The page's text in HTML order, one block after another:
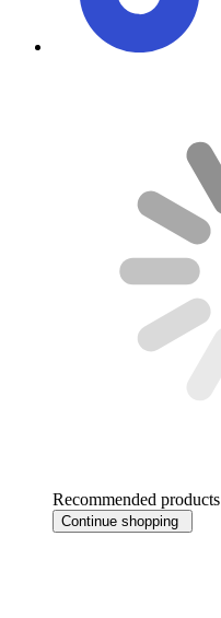
Recommended products
Continue shopping